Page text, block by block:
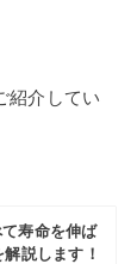
紹介してい
寿命を伸ば
説します！